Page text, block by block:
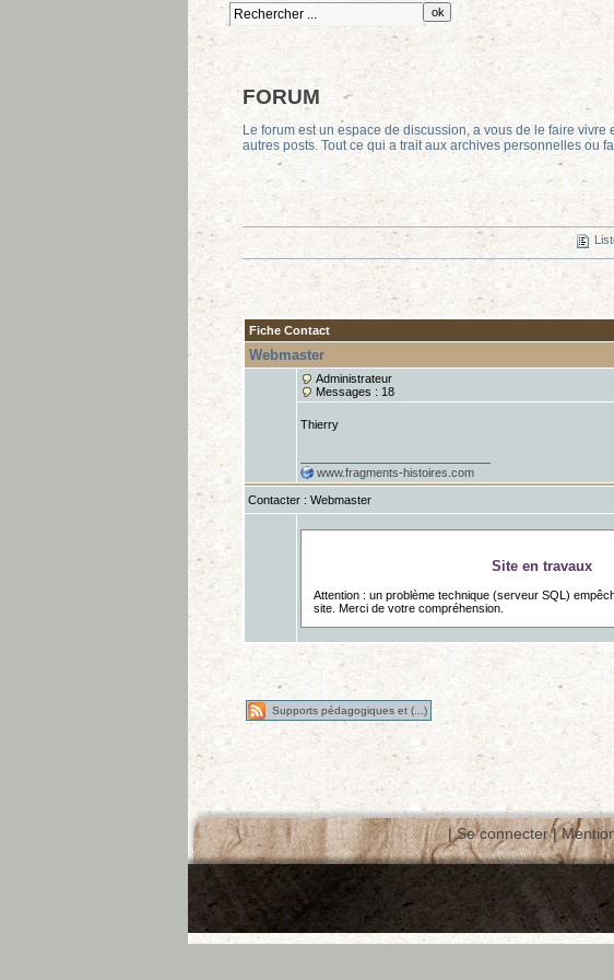
FORUM
Le forum est un espace de discussion, a vous de le faire
autres posts. Tout ce qui a trait aux archives personnelles ou
Fiche Contact
Webmaster
Administrateur
Messages : 18
Thierry
www.fragments-histoires.com
Contacter : Webmaster
Site en travaux
Attention : un problème technique (serveur SQL)
site. Merci de votre compréhension.
Supports pédagogiques et (...)
|Se connecter|